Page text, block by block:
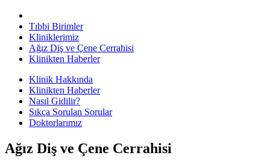
Tıbbi Birimler
Kliniklerimiz
Ağız Diş ve Çene Cerrahisi
Klinikten Haberler
Klinik Hakkında
Klinikten Haberler
Nasıl Gidilir?
Sıkça Sorulan Sorular
Doktorlarımız
Ağız Diş ve Çene Cerrahisi